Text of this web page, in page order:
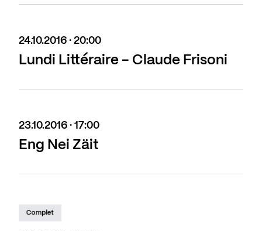
24.10.2016 · 20:00
Lundi Littéraire - Claude Frisoni
23.10.2016 · 17:00
Eng Nei Zäit
Complet